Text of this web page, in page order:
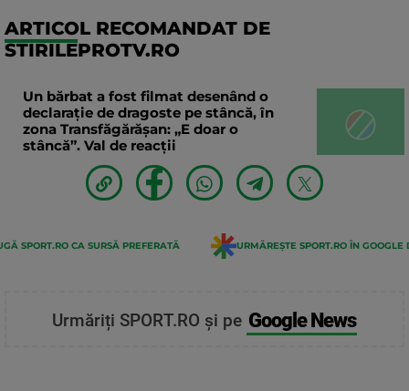
ARTICOL RECOMANDAT DE
STIRILEPROTV.RO
Un bărbat a fost filmat desenând o
declaraţie de dragoste pe stâncă, în
zona Transfăgărăşan: „E doar o
stâncă”. Val de reacții
SPORT.RO CA SURSĂ PREFERATĂ URMĂREȘTE SPORT.RO ÎN GOOGLE
Urmăriți SPORT.RO și pe Google News